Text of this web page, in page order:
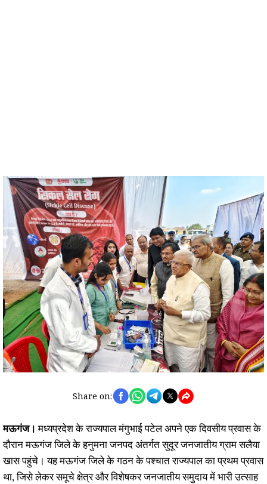
Share on:
मऊगंज।मध्यप्रदेश के राज्यपाल मंगुभाई पटेल अपने एक दिवसीय प्रवास के
दौरान मऊगंज जिले के हनुमना जनपद अंतर्गत सुदूर जनजातीय ग्राम सलैया
खास पहुंचे। यह मऊगंज जिले के गठन के पश्चात राज्यपाल का प्रथम प्रवास
था, जिसे लेकर समूचे क्षेत्र और विशेषकर जनजातीय समुदाय में भारी उत्साह